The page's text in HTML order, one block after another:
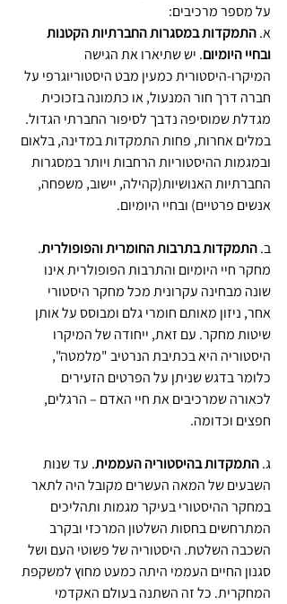
על מספר מרכיבים:
א. התמקדות במסגרות החברתיות הקטנות
ובחיי היומיום. יש שתיארו את הגישה
המיקרו-היסטורית כמעין מבט היסטוריוגרפי על
חברה דרך חור המנעול, או כתמונה בזכוכית
מגדלת שמוסיפה נדבך לסיפור החברתי הגדול.
במלים אחרות, פחות התמקדות במדינה, בלאום
ובמגמות ההיסטוריות הרחבות ויותר במסגרות
החברתיות האנושיות(קהילה, יישוב, משפחה,
אנשים פרטיים) ובחיי היומיום.
ב. התמקדות בתרבות החומרית והפופולרית.
מחקר חיי היומיום והתרבות הפופולרית אינו
שונה מבחינה עקרונית מכל מחקר היסטורי
אחר, ניזון מאותם חומרי גלם ומבוסס על אותן
שיטות מחקר. עם זאת, ייחודה של המיקרו
היסטוריה היא בכתיבת הנרטיב "מלמטה",
כלומר בדגש שניתן על הפרטים הזעירים
לכאורה שמרכיבים את חיי האדם – הרגלים,
חפצים וכדומה.
ג. התמקדות בהיסטוריה העממית. עד שנות
השבעים של המאה העשרים מקובל היה לתאר
במחקר ההיסטורי בעיקר מגמות ותהליכים
המתרחשים בחסות השלטון המרכזי ובקרב
השכבה השלטת. היסטוריה של פשוטי העם ושל
סגנון החיים העממי היתה כמעט מחוץ למשקפת
המחקרית. כל זה השתנה בעולם האקדמי